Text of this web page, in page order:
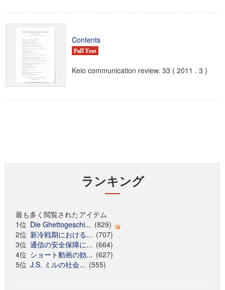
Contents
Keio communication review. 33 ( 2011 . 3 )
ランキング
最も多く閲覧されたアイテム
1位 Die Ghettogeschi... (829)
2位 新冷戦期における... (707)
3位 通信の安全保障に... (664)
4位 ショート動画の効... (627)
5位 J.S. ミルの社会... (555)